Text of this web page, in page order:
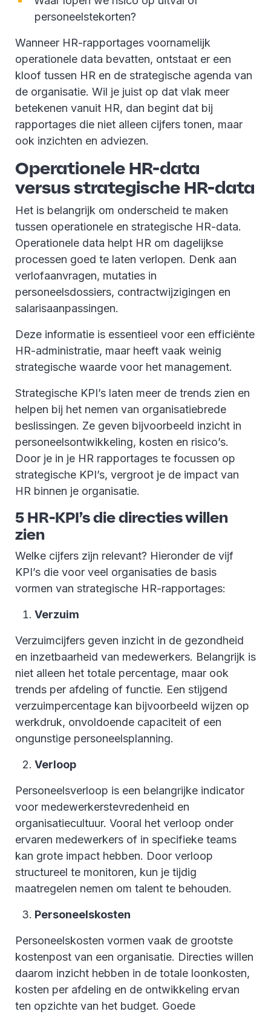
personeelstekorten?
Wanneer HR-rapportages voornamelijk
operationele data bevatten, ontstaat er een
kloof tussen HR en de strategische agenda van
de organisatie. Wil je juist op dat vlak meer
betekenen vanuit HR, dan begint dat bij
rapportages die niet alleen cijfers tonen, maar
ook inzichten en adviezen.
Operationele HR-data
versus strategische HR-data
Het is belangrijk om onderscheid te maken
tussen operationele en strategische HR-data.
Operationele data helpt HR om dagelijkse
processen goed te laten verlopen. Denk aan
verlofaanvragen, mutaties in
personeelsdossiers, contractwijzigingen en
salarisaanpassingen.
Deze informatie is essentieel voor een efficiënte
HR-administratie, maar heeft vaak weinig
strategische waarde voor het management.
Strategische KPI’s laten meer de trends zien en
helpen bij het nemen van organisatiebrede
beslissingen. Ze geven bijvoorbeeld inzicht in
personeelsontwikkeling, kosten en risico’s.
Door je in je HR rapportages te focussen op
strategische KPI’s, vergroot je de impact van
HR binnen je organisatie.
5 HR-KPI’s die directies willen
zien
Welke cijfers zijn relevant? Hieronder de vijf
KPI’s die voor veel organisaties de basis
vormen van strategische HR-rapportages:
Verzuim
Verzuimcijfers geven inzicht in de gezondheid
en inzetbaarheid van medewerkers. Belangrijk is
niet alleen het totale percentage, maar ook
trends per afdeling of functie. Een stijgend
verzuimpercentage kan bijvoorbeeld wijzen op
werkdruk, onvoldoende capaciteit of een
ongunstige personeelsplanning.
Verloop
Personeelsverloop is een belangrijke indicator
voor medewerkerstevredenheid en
organisatiecultuur. Vooral het verloop onder
ervaren medewerkers of in specifieke teams
kan grote impact hebben. Door verloop
structureel te monitoren, kun je tijdig
maatregelen nemen om talent te behouden.
Personeelskosten
Personeelskosten vormen vaak de grootste
kostenpost van een organisatie. Directies willen
daarom inzicht hebben in de totale loonkosten,
kosten per afdeling en de ontwikkeling ervan
ten opzichte van het budget. Goede